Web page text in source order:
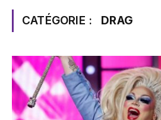
CATÉGORIE : DRAG